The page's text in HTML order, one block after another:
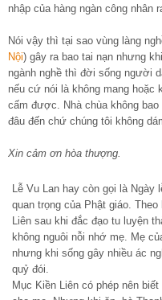
nhập của hàng ngàn công nhân
Nói vậy thì tại sao vùng làng
Nội) gây ra bao tai nạn nhưng
ngành nghề thì đời sống người
nếu cứ nói là không mang hoặc
cấm được. Nhà chùa không
đâu đến chứ chúng tôi không
Xin cảm ơn hòa thượng.
Lễ Vu Lan hay còn gọi là Ngày
quan trọng của Phật giáo.
Liên sau khi đắc đạo tu luyện
không nguôi nỗi nhớ mẹ. Mẹ
nhưng khi sống gây nhiều ác
quỷ đói.
Mục Kiền Liên có phép nên